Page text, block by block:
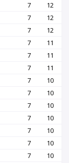
7
12
7
12
7
12
7
11
7
11
7
11
7
10
7
10
7
10
7
10
7
10
7
10
7
10